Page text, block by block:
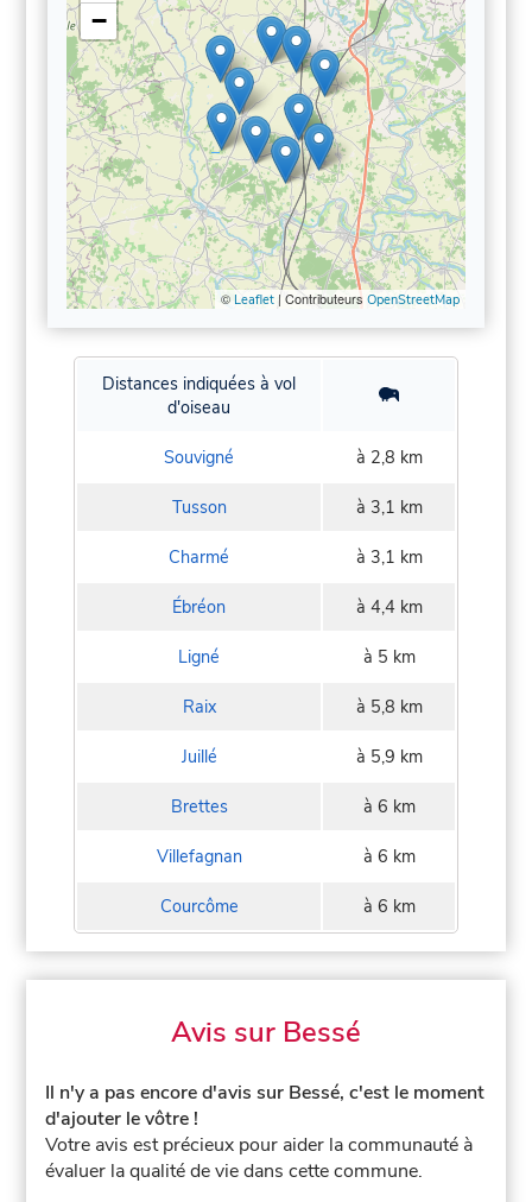
−
© Leaflet| Contributeurs OpenStreetMap
Distances indiquées à vol
d'oiseau
Souvigné à 2,8 km
Tusson à 3,1 km
Charmé à 3,1 km
Ébréon à 4,4 km
Ligné à 5 km
Raix à 5,8 km
Juillé à 5,9 km
Brettes à 6 km
Villefagnan à 6 km
Courcôme à 6 km
Avis sur Bessé
Il n'y a pas encore d'avis sur Bessé, c'est le moment
d'ajouter le vôtre !
Votre avis est précieux pour aider la communauté à
évaluer la qualité de vie dans cette commune.